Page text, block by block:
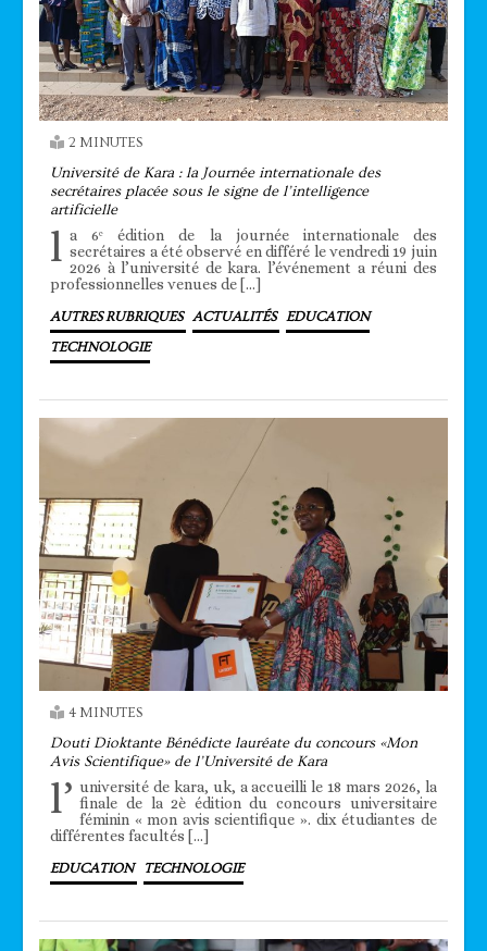
2 MINUTES
Université de Kara : la Journée internationale des
secrétaires placée sous le signe de l’intelligence
artificielle
l a 6ᵉ édition de la journée internationale des
secrétaires a été observé en différé le vendredi 19 juin
2026 à l’université de kara. l’événement a réuni des
professionnelles venues de […]
AUTRES RUBRIQUES ACTUALITÉS EDUCATION
TECHNOLOGIE
4 MINUTES
Douti Dioktante Bénédicte lauréate du concours «Mon
Avis Scientifique» de l’Université de Kara
l’ université de kara, uk, a accueilli le 18 mars 2026, la
finale de la 2è édition du concours universitaire
féminin « mon avis scientifique ». dix étudiantes de
différentes facultés […]
EDUCATION TECHNOLOGIE